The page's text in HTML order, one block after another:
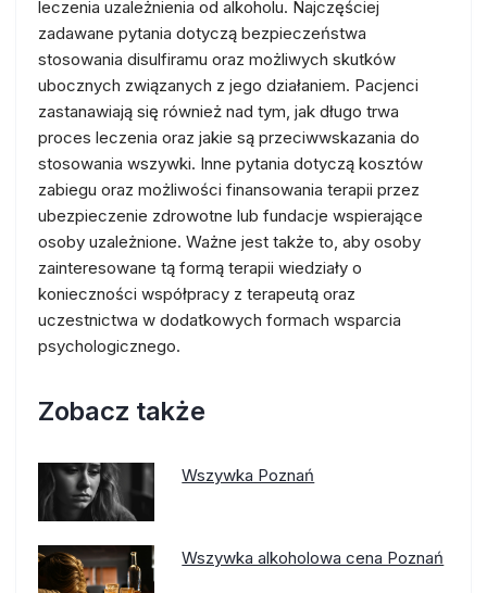
leczenia uzależnienia od alkoholu. Najczęściej
zadawane pytania dotyczą bezpieczeństwa
stosowania disulfiramu oraz możliwych skutków
ubocznych związanych z jego działaniem. Pacjenci
zastanawiają się również nad tym, jak długo trwa
proces leczenia oraz jakie są przeciwwskazania do
stosowania wszywki. Inne pytania dotyczą kosztów
zabiegu oraz możliwości finansowania terapii przez
ubezpieczenie zdrowotne lub fundacje wspierające
osoby uzależnione. Ważne jest także to, aby osoby
zainteresowane tą formą terapii wiedziały o
konieczności współpracy z terapeutą oraz
uczestnictwa w dodatkowych formach wsparcia
psychologicznego.
Zobacz także
Wszywka Poznań
Wszywka alkoholowa cena Poznań